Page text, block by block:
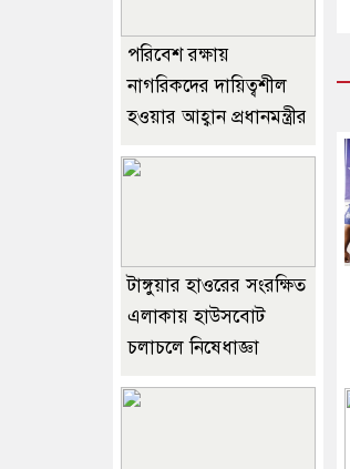
পরিবেশ রক্ষায়
নাগরিকদের দায়িত্বশীল
হওয়ার আহ্বান প্রধানমন্ত্রীর
টাঙ্গুয়ার হাওরের সংরক্ষিত
এলাকায় হাউসবোট
চলাচলে নিষেধাজ্ঞা